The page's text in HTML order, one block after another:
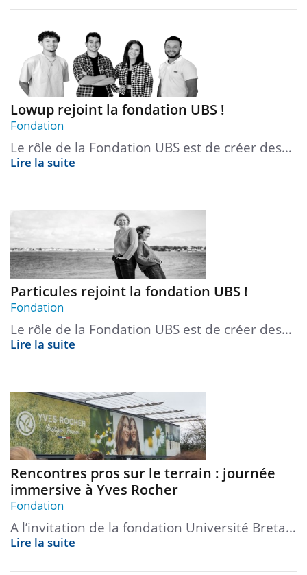
Lowup rejoint la fondation UBS !
Fondation
Le rôle de la Fondation UBS est de créer des…
Lire la suite
Particules rejoint la fondation UBS !
Fondation
Le rôle de la Fondation UBS est de créer des…
Lire la suite
Rencontres pros sur le terrain : journée
immersive à Yves Rocher
Fondation
A l’invitation de la fondation Université Breta…
Lire la suite